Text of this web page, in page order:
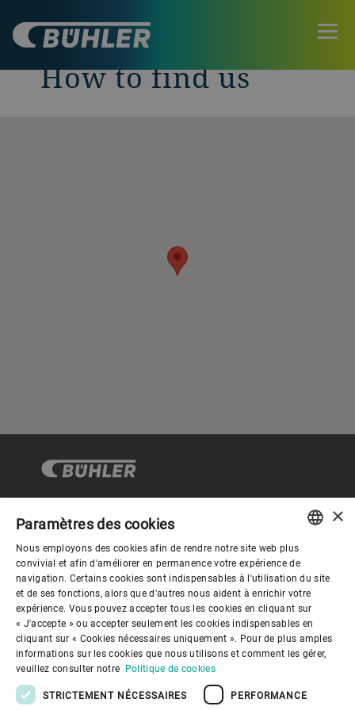
How to find us
Mieux nous connaitre
Liens utiles
ENGLISH
SPANISH
GERMAN
FRENCH
RUSSIAN
×
Paramètres des cookies
Nous employons des cookies afin de rendre notre site web plus
convivial et afin d'améliorer en permanence votre expérience de
navigation. Certains cookies sont indispensables à l'utilisation du site
et de ses fonctions, alors que d'autres nous aident à enrichir votre
expérience. Vous pouvez accepter tous les cookies en cliquant sur
« J'accepte » ou accepter seulement les cookies indispensables en
cliquant sur « Cookies nécessaires uniquement ». Pour de plus amples
informations sur les cookies que nous utilisons et comment les gérer,
veuillez consulter notre Politique de cookies
STRICTEMENT NÉCESSAIRES PERFORMANCE